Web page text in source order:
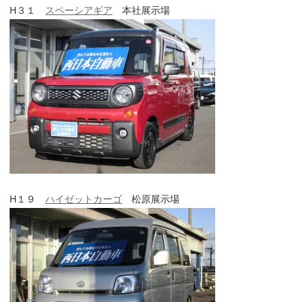
H３１ スペーシアギア 本社展示場
H１９ハイゼットカーゴ 松原展示場